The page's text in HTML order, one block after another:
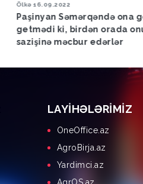
Səmimi Söhbət 28.01.2021
Səmimi söhbət - Leyla
Yevda Abramov
LAYIHƏLƏRIMIZ
OneOffice.az
AgroBirja.az
Yardimci.az